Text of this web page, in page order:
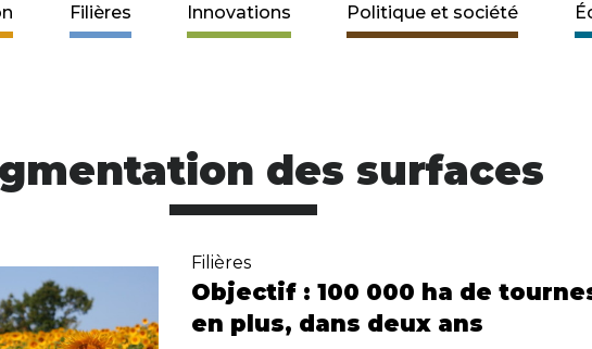
Filières Innovations Politique et société
des surfaces
Filières
Objectif : 100 000 ha de
en plus, dans deux ans